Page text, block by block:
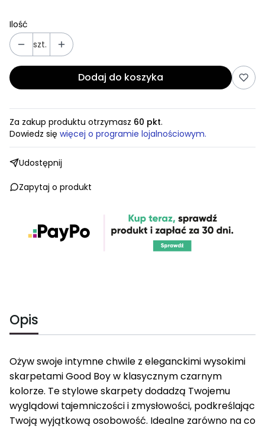
Ilość
szt.
Dodaj do koszyka
Za zakup produktu otrzymasz 60 pkt.
Dowiedz się więcej o programie lojalnościowym.
Udostępnij
Zapytaj o produkt
Opis
Ożyw swoje intymne chwile z eleganckimi wysokimi
skarpetami Good Boy w klasycznym czarnym
kolorze. Te stylowe skarpety dodadzą Twojemu
wyglądowi tajemniczości i zmysłowości, podkreślając
Twoją wyjątkową osobowość. Idealne zarówno na co